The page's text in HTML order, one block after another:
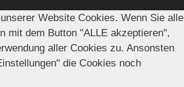
Website Cookies. Wenn Sie alle
mit dem Button "ALLE akzeptieren",
aller Cookies zu. Ansonsten
die Cookies noch